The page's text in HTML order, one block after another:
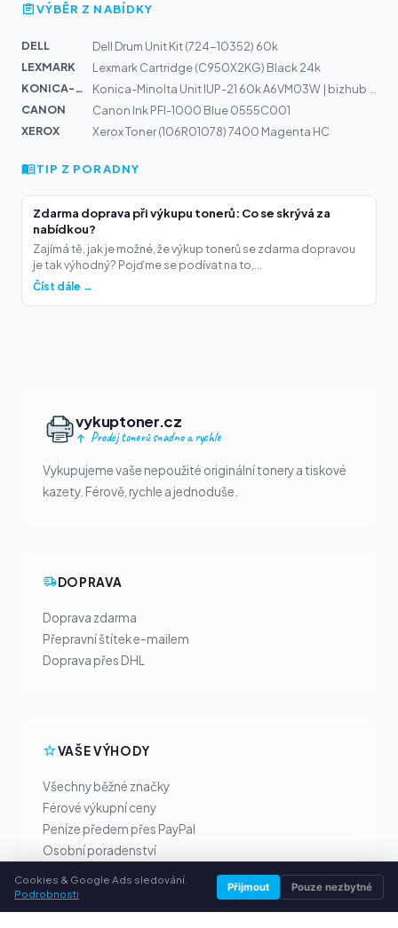
VÝBĚR Z NABÍDKY
DELL
Dell Drum Unit Kit (724-10352) 60k
LEXMARK
Lexmark Cartridge (C950X2KG) Black 24k
KONICA-MIN...
CANON
Canon Ink PFI-1000 Blue 0555C001
XEROX
Xerox Toner (106R01078) 7400 Magenta HC
TIP Z PORADNY
Zdarma doprava při výkupu tonerů: Co se skrývá za
nabídkou?
Zajímá tě, jak je možné, že výkup tonerů se zdarma dopravou
je tak výhodný? Pojďme se podívat na to,...
Číst dále →
vykuptoner.cz
Prodej tonerů snadno a rychle
Vykupujeme vaše nepoužité originální tonery a tiskové
kazety. Férově, rychle a jednoduše.
DOPRAVA
Doprava zdarma
Přepravní štítek e-mailem
Doprava přes DHL
VAŠE VÝHODY
Všechny běžné značky
Férové výkupní ceny
Peníze předem přes PayPal
Osobní poradenství
Cookies & Google Ads sledování.
Podrobnosti
Přijmout Pouze nezbytné